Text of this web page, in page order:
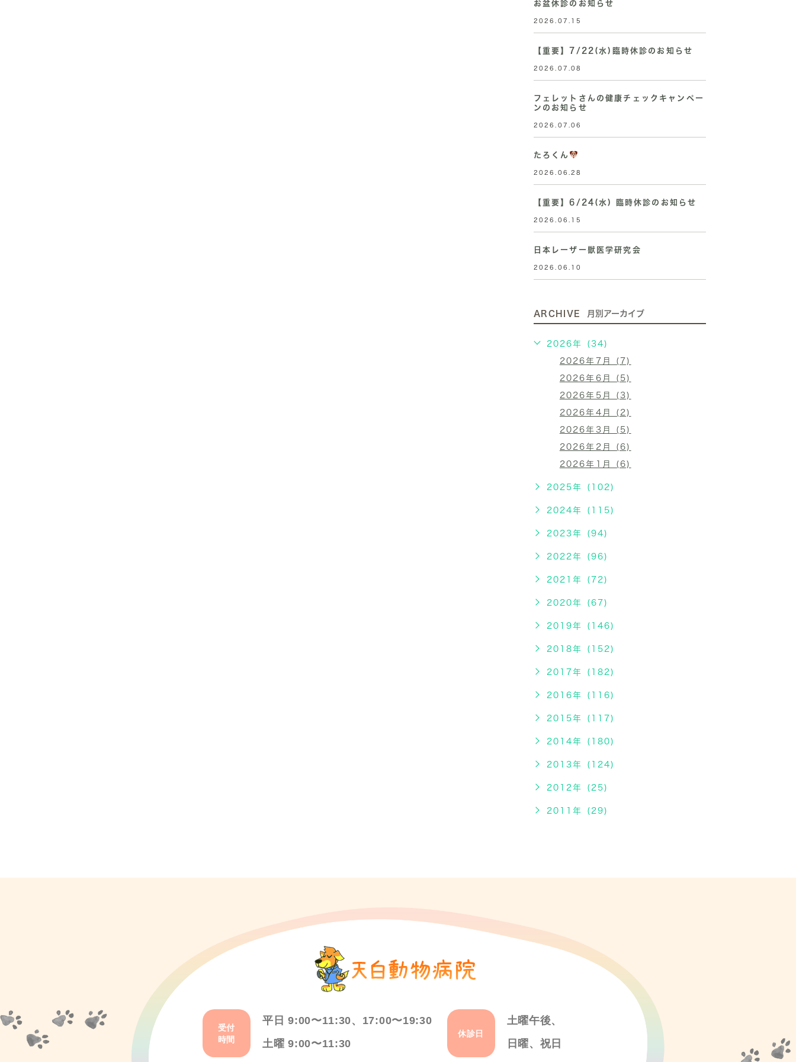
お盆休診のお知らせ
2026.07.15
【重要】7/22(水)臨時休診のお知らせ
2026.07.08
フェレットさんの健康チェックキャンペー
ンのお知らせ
2026.07.06
たろくん
2026.06.28
【重要】6/24(水) 臨時休診のお知らせ
2026.06.15
日本レーザー獣医学研究会
2026.06.10
ARCHIVE 月別アーカイブ
2026年 (34)
2026年7月 (7)
2026年6月 (5)
2026年5月 (3)
2026年4月 (2)
2026年3月 (5)
2026年2月 (6)
2026年1月 (6)
2025年 (102)
2024年 (115)
2023年 (94)
2022年 (96)
2021年 (72)
2020年 (67)
2019年 (146)
2018年 (152)
2017年 (182)
2016年 (116)
2015年 (117)
2014年 (180)
2013年 (124)
2012年 (25)
2011年 (29)
受付
時間
平日 9:00〜11:30、17:00〜19:30
土曜 9:00〜11:30
休診日
土曜午後、
日曜、祝日